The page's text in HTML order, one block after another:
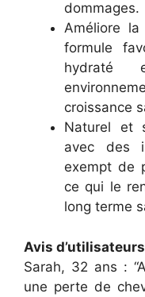
dommages.
Améliore
formule
hydraté
croissance
Naturel et
avec des
exempt de
ce qui le
long terme
Avis
Sarah, 32 ans :
une perte de